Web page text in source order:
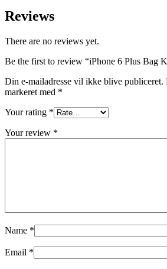
Reviews
There are no reviews yet.
Be the first to review “iPhone 6 Plus Bag
Din e-mailadresse vil ikke blive publiceret.
markeret med *
Your rating *
Your review *
Name *
Email *